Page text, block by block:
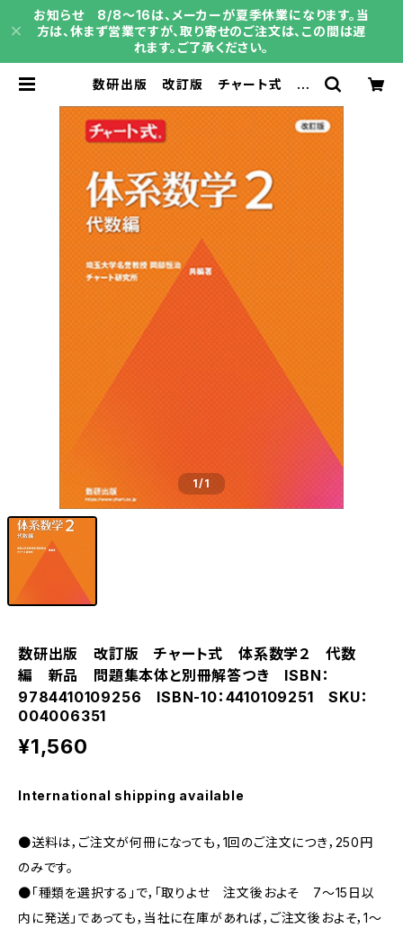
お知らせ 8/8～16は、メーカーが夏季休業になります。当
方は、休まず営業ですが、取り寄せのご注文は、この間は遅
れます。ご了承ください。
数研出版 改訂版 チャート式 体
体と別冊解答つき ISBN：978441
0109256 ISBN-10：44101092
51 SKU：004006351 | 育之書店
1/1
数研出版 改訂版 チャート式 体系数学２ 代数
編 新品 問題集本体と別冊解答つき ISBN：
9784410109256 ISBN-10：4410109251 SKU：
004006351
¥1,560
International shipping available
●送料は，ご注文が何冊になっても，1回のご注文につき，250円
のみです。
●「種類を選択する」で，「取りよせ 注文後およそ 7〜15日以
内に発送」であっても，当社に在庫があれば，ご注文後およそ，1〜